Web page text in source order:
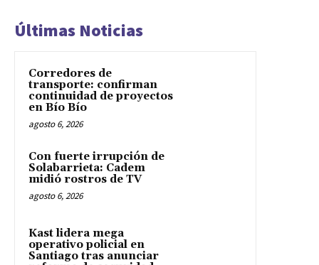
Últimas Noticias
Corredores de
transporte: confirman
continuidad de proyectos
en Bío Bío
agosto 6, 2026
Con fuerte irrupción de
Solabarrieta: Cadem
midió rostros de TV
agosto 6, 2026
Kast lidera mega
operativo policial en
Santiago tras anunciar